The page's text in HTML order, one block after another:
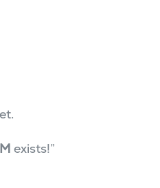
exists!”